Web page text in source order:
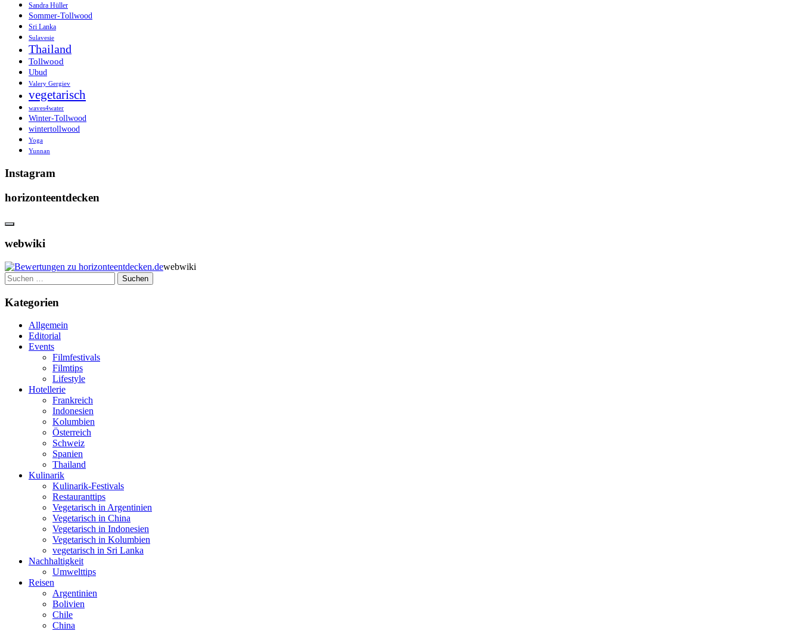
Sandra Hüller
Sommer-Tollwood
Sri Lanka
Sulavesie
Thailand
Tollwood
Ubud
Valery Gergiev
vegetarisch
waves4water
Winter-Tollwood
wintertollwood
Yoga
Yunnan
Instagram
horizonteentdecken
webwiki
webwiki
Suchen
nach:
Kategorien
Allgemein
Editorial
Events
Filmfestivals
Filmtips
Lifestyle
Hotellerie
Frankreich
Indonesien
Kolumbien
Österreich
Schweiz
Spanien
Thailand
Kulinarik
Kulinarik-Festivals
Restauranttips
Vegetarisch in Argentinien
Vegetarisch in China
Vegetarisch in Indonesien
Vegetarisch in Kolumbien
vegetarisch in Sri Lanka
Nachhaltigkeit
Umwelttips
Reisen
Argentinien
Bolivien
Chile
China